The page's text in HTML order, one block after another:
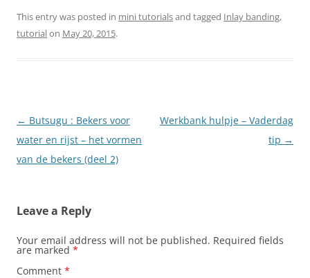
This entry was posted in mini tutorialsand tagged Inlay banding,
tutorialon May 20, 2015.
Post
navigation
← Butsugu : Bekers voor
water en rijst – het vormen
van de bekers (deel 2)
Werkbank hulpje – Vaderdag
tip →
Leave a Reply
Your email address will not be published. Required fields
are marked *
Comment *